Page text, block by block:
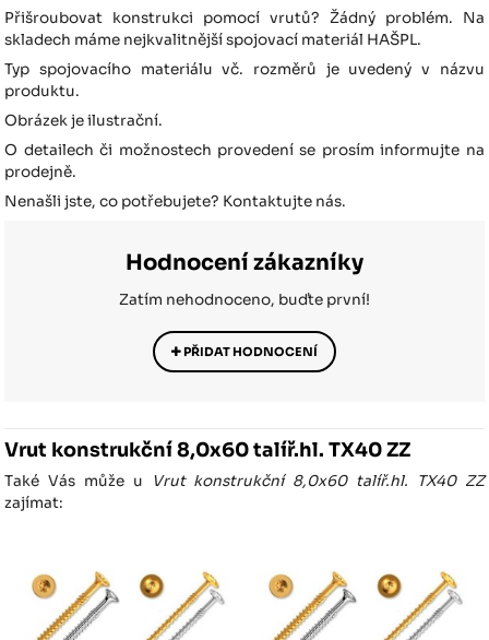
Přišroubovat konstrukci pomocí vrutů? Žádný problém. Na
skladech máme nejkvalitnější spojovací materiál HAŠPL.
Typ spojovacího materiálu vč. rozměrů je uvedený v názvu
produktu.
Obrázek je ilustrační.
O detailech či možnostech provedení se prosím informujte na
prodejně.
Nenašli jste, co potřebujete? Kontaktujte nás.
Hodnocení zákazníky
Zatím nehodnoceno, buďte první!
PŘIDAT HODNOCENÍ
Vrut konstrukční 8,0x60 talíř.hl. TX40 ZZ
Také Vás může u
Vrut konstrukční 8,0x60 talíř.hl. TX40 ZZ
zajímat: